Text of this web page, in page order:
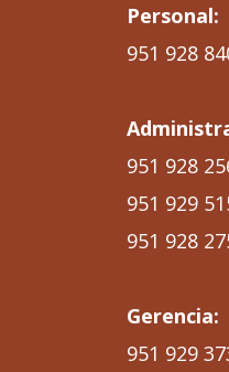
Personal:
951 928
951 928
951 929
951 928
Gerencia:
951 929